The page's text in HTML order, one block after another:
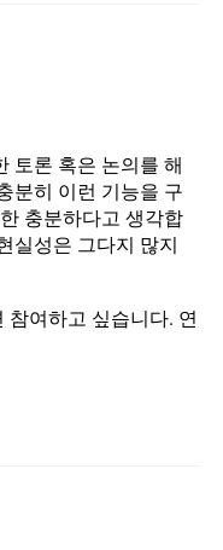
토론 혹은 논의를 해
분히 이런 기능을 구
충분하다고 생각합
실성은 그다지 많지
여하고 싶습니다. 연